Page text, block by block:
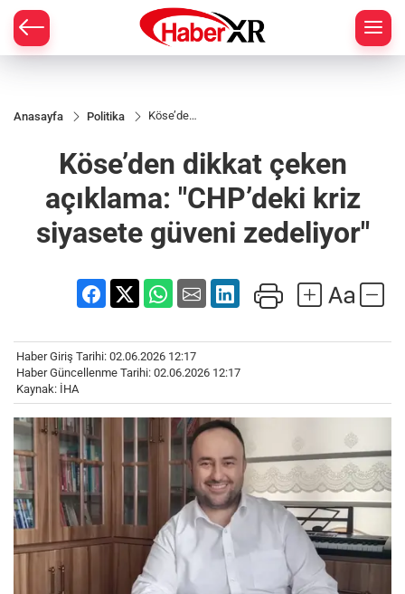
Anasayfa Politika
Köse’den
açıklama:
"CHP’deki
siyasete
güveni
zedeliyor"
Köse’den dikkat çeken
açıklama: "CHP’deki kriz
siyasete güveni zedeliyor"
Haber Giriş Tarihi: 02.06.2026 12:17
Haber Güncellenme Tarihi: 02.06.2026 12:17
Kaynak: İHA